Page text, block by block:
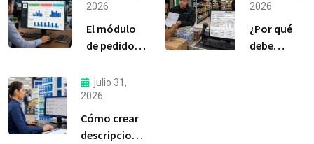
2026
El módulo
de pedidos:
la
herramienta
más
importante
2026
¿Por qué
debe
julio 31,
2026
Cómo crear
descripciones